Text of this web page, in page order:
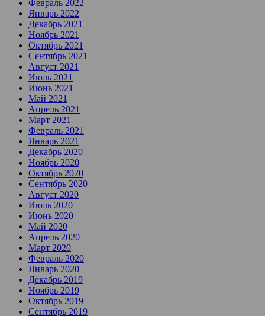
Февраль 2022
Январь 2022
Декабрь 2021
Ноябрь 2021
Октябрь 2021
Сентябрь 2021
Август 2021
Июль 2021
Июнь 2021
Май 2021
Апрель 2021
Март 2021
Февраль 2021
Январь 2021
Декабрь 2020
Ноябрь 2020
Октябрь 2020
Сентябрь 2020
Август 2020
Июль 2020
Июнь 2020
Май 2020
Апрель 2020
Март 2020
Февраль 2020
Январь 2020
Декабрь 2019
Ноябрь 2019
Октябрь 2019
Сентябрь 2019